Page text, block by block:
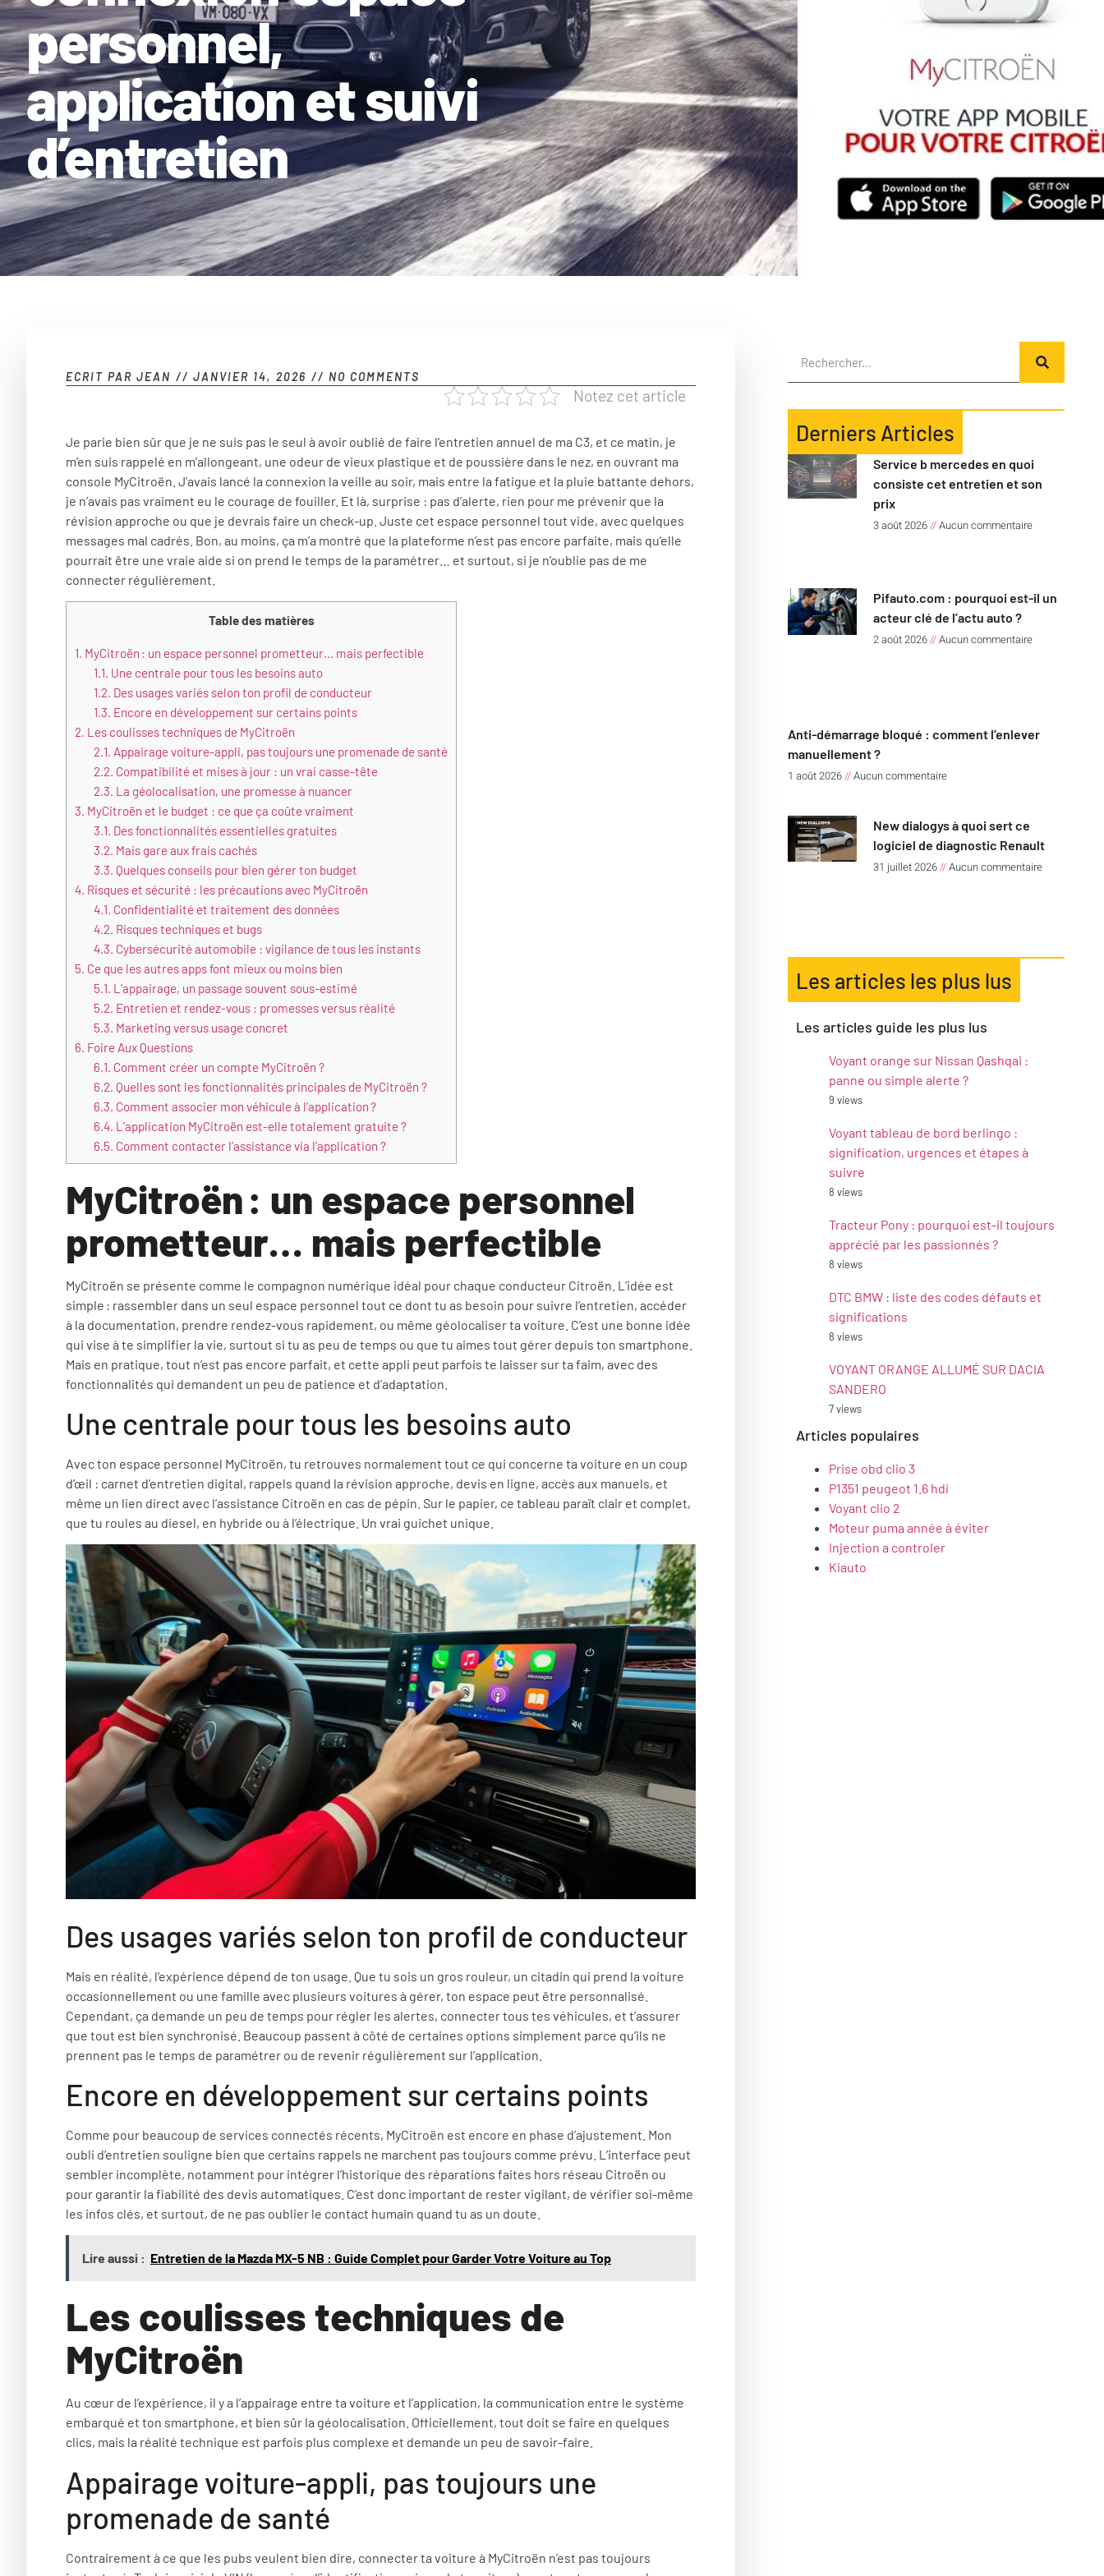
personnel,
application et suivi
d’entretien
ECRIT PAR JEAN // JANVIER 14, 2026 // NO COMMENTS
Notez cet article
Je parie bien sûr que je ne suis pas le seul à avoir oublié de faire l’entretien annuel de ma C3, et ce matin, je
m’en suis rappelé en m’allongeant, une odeur de vieux plastique et de poussière dans le nez, en ouvrant ma
console MyCitroën. J’avais lancé la connexion la veille au soir, mais entre la fatigue et la pluie battante dehors,
je n’avais pas vraiment eu le courage de fouiller. Et là, surprise : pas d’alerte, rien pour me prévenir que la
révision approche ou que je devrais faire un check-up. Juste cet espace personnel tout vide, avec quelques
messages mal cadrés. Bon, au moins, ça m’a montré que la plateforme n’est pas encore parfaite, mais qu’elle
pourrait être une vraie aide si on prend le temps de la paramétrer… et surtout, si je n’oublie pas de me
connecter régulièrement.
Table des matières
1. MyCitroën : un espace personnel prometteur… mais perfectible
1.1. Une centrale pour tous les besoins auto
1.2. Des usages variés selon ton profil de conducteur
1.3. Encore en développement sur certains points
2. Les coulisses techniques de MyCitroën
2.1. Appairage voiture-appli, pas toujours une promenade de santé
2.2. Compatibilité et mises à jour : un vrai casse-tête
2.3. La géolocalisation, une promesse à nuancer
3. MyCitroën et le budget : ce que ça coûte vraiment
3.1. Des fonctionnalités essentielles gratuites
3.2. Mais gare aux frais cachés
3.3. Quelques conseils pour bien gérer ton budget
4. Risques et sécurité : les précautions avec MyCitroën
4.1. Confidentialité et traitement des données
4.2. Risques techniques et bugs
4.3. Cybersécurité automobile : vigilance de tous les instants
5. Ce que les autres apps font mieux ou moins bien
5.1. L’appairage, un passage souvent sous-estimé
5.2. Entretien et rendez-vous : promesses versus réalité
5.3. Marketing versus usage concret
6. Foire Aux Questions
6.1. Comment créer un compte MyCitroën ?
6.2. Quelles sont les fonctionnalités principales de MyCitroën ?
6.3. Comment associer mon véhicule à l’application ?
6.4. L’application MyCitroën est-elle totalement gratuite ?
6.5. Comment contacter l’assistance via l’application ?
MyCitroën : un espace personnel
prometteur… mais perfectible
MyCitroën se présente comme le compagnon numérique idéal pour chaque conducteur Citroën. L’idée est
simple : rassembler dans un seul espace personnel tout ce dont tu as besoin pour suivre l’entretien, accéder
à la documentation, prendre rendez-vous rapidement, ou même géolocaliser ta voiture. C’est une bonne idée
qui vise à te simplifier la vie, surtout si tu as peu de temps ou que tu aimes tout gérer depuis ton smartphone.
Mais en pratique, tout n’est pas encore parfait, et cette appli peut parfois te laisser sur ta faim, avec des
fonctionnalités qui demandent un peu de patience et d’adaptation.
Une centrale pour tous les besoins auto
Avec ton espace personnel MyCitroën, tu retrouves normalement tout ce qui concerne ta voiture en un coup
d’œil : carnet d’entretien digital, rappels quand la révision approche, devis en ligne, accès aux manuels, et
même un lien direct avec l’assistance Citroën en cas de pépin. Sur le papier, ce tableau paraît clair et complet,
que tu roules au diesel, en hybride ou à l’électrique. Un vrai guichet unique.
Des usages variés selon ton profil de conducteur
Mais en réalité, l’expérience dépend de ton usage. Que tu sois un gros rouleur, un citadin qui prend la voiture
occasionnellement ou une famille avec plusieurs voitures à gérer, ton espace peut être personnalisé.
Cependant, ça demande un peu de temps pour régler les alertes, connecter tous tes véhicules, et t’assurer
que tout est bien synchronisé. Beaucoup passent à côté de certaines options simplement parce qu’ils ne
prennent pas le temps de paramétrer ou de revenir régulièrement sur l’application.
Encore en développement sur certains points
Comme pour beaucoup de services connectés récents, MyCitroën est encore en phase d’ajustement. Mon
oubli d’entretien souligne bien que certains rappels ne marchent pas toujours comme prévu. L’interface peut
sembler incomplète, notamment pour intégrer l’historique des réparations faites hors réseau Citroën ou
pour garantir la fiabilité des devis automatiques. C’est donc important de rester vigilant, de vérifier soi-même
les infos clés, et surtout, de ne pas oublier le contact humain quand tu as un doute.
Lire aussi : Entretien de la Mazda MX-5 NB : Guide Complet pour Garder Votre Voiture au Top
Les coulisses techniques de
MyCitroën
Au cœur de l’expérience, il y a l’appairage entre ta voiture et l’application, la communication entre le système
embarqué et ton smartphone, et bien sûr la géolocalisation. Officiellement, tout doit se faire en quelques
clics, mais la réalité technique est parfois plus complexe et demande un peu de savoir-faire.
Appairage voiture-appli, pas toujours une
promenade de santé
Contrairement à ce que les pubs veulent bien dire, connecter ta voiture à MyCitroën n’est pas toujours
Derniers Articles
Service b mercedes en quoi
consiste cet entretien et son
prix
3 août 2026
Aucun commentaire
Pifauto.com : pourquoi est-il un
acteur clé de l’actu auto ?
2 août 2026
Aucun commentaire
Anti-démarrage bloqué : comment l’enlever
manuellement ?
1 août 2026 Aucun commentaire
New dialogys à quoi sert ce
logiciel de diagnostic Renault
31 juillet 2026
Aucun commentaire
Les articles les plus lus
Les articles guide les plus lus
Voyant orange sur Nissan Qashqai :
panne ou simple alerte ?
9 views
Voyant tableau de bord berlingo :
signification, urgences et étapes à
suivre
8 views
Tracteur Pony : pourquoi est-il toujours
apprécié par les passionnés ?
8 views
DTC BMW : liste des codes défauts et
significations
8 views
VOYANT ORANGE ALLUMÉ SUR DACIA
SANDERO
7 views
Articles populaires
Prise obd clio 3
P1351 peugeot 1.6 hdi
Voyant clio 2
Moteur puma année à éviter
Injection a controler
Kiauto